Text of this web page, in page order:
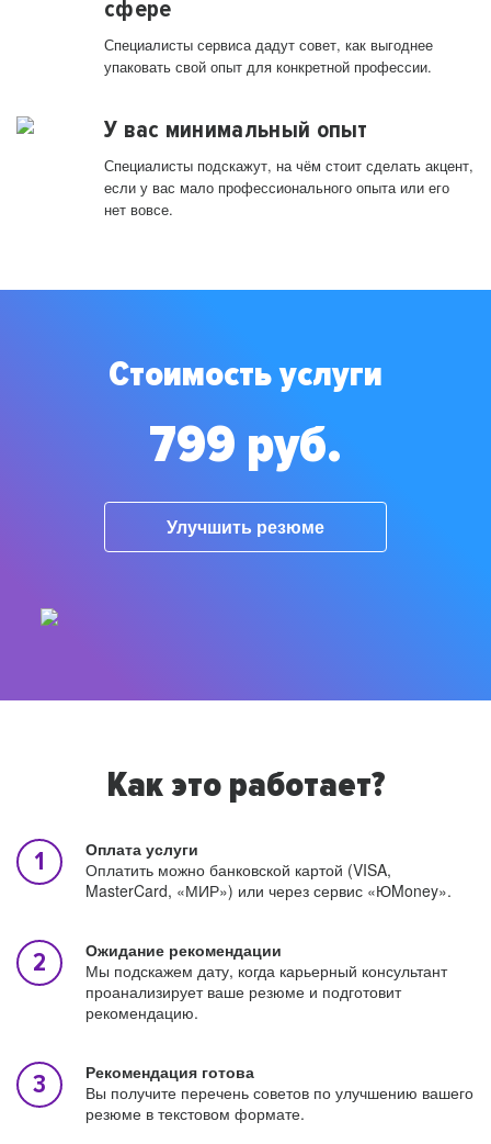
сфере
Специалисты сервиса дадут совет, как выгоднее
упаковать свой опыт для конкретной профессии.
У вас минимальный опыт
Специалисты подскажут, на чём стоит сделать акцент,
если у вас мало профессионального опыта или его
нет вовсе.
Стоимость услуги
799 руб.
Улучшить резюме
Как это работает?
Оплата услуги
Оплатить можно банковской картой (VISA,
MasterCard, «МИР») или через сервис «ЮMoney».
Ожидание рекомендации
Мы подскажем дату, когда карьерный консультант
проанализирует ваше резюме и подготовит
рекомендацию.
Рекомендация готова
Вы получите перечень советов по улучшению вашего
резюме в текстовом формате.